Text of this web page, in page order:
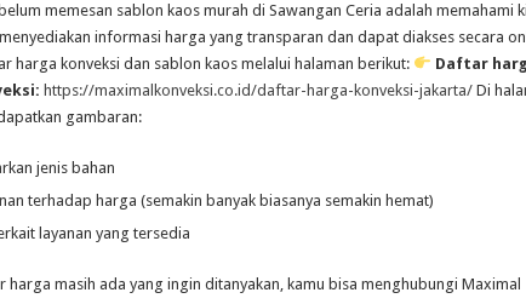
memesan sablon kaos murah di Sawangan Ceria adalah memahami
informasi harga yang transparan dan dapat diakses secara
harga konveksi dan sablon kaos melalui halaman berikut:
Daftar
https://maximalkonveksi.co.id/daftar-harga-konveksi-jakarta/ Di
gambaran:
jenis bahan
terhadap harga (semakin banyak biasanya semakin hemat)
layanan yang tersedia
harga masih ada yang ingin ditanyakan, kamu bisa menghubungi Maximal